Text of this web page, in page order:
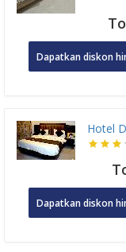
Dapatkan diskon
Hotel
Dapatkan diskon